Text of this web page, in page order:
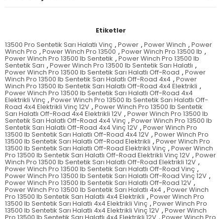
Etiketler
13500 Pro Sentetik Sarı Halatlı Vinç , Power , Power Winch , Power
Winch Pro , Power Winch Pro 13500 , Power Winch Pro 13500 lb ,
Power Winch Pro 13500 lb Sentetik , Power Winch Pro 13500 lb
Sentetik Sarı , Power Winch Pro 13500 lb Sentetik Sarı Halatlı ,
Power Winch Pro 13500 lb Sentetik Sarı Halatlı Off-Road , Power
Winch Pro 13500 lb Sentetik Sarı Halatlı Off-Road 4x4 , Power
Winch Pro 13500 lb Sentetik Sarı Halatlı Off-Road 4x4 Elektrikli ,
Power Winch Pro 13500 lb Sentetik Sarı Halatlı Off-Road 4x4
Elektrikli Vinç , Power Winch Pro 13500 lb Sentetik Sarı Halatlı Off-
Road 4x4 Elektrikli Vinç 12V , Power Winch Pro 13500 lb Sentetik
Sarı Halatlı Off-Road 4x4 Elektrikli 12V , Power Winch Pro 13500 lb
Sentetik Sarı Halatlı Off-Road 4x4 Vinç , Power Winch Pro 13500 lb
Sentetik Sarı Halatlı Off-Road 4x4 Vinç 12V , Power Winch Pro
13500 lb Sentetik Sarı Halatlı Off-Road 4x4 12V , Power Winch Pro
13500 lb Sentetik Sarı Halatlı Off-Road Elektrikli , Power Winch Pro
13500 lb Sentetik Sarı Halatlı Off-Road Elektrikli Vinç , Power Winch
Pro 13500 lb Sentetik Sarı Halatlı Off-Road Elektrikli Vinç 12V , Power
Winch Pro 13500 lb Sentetik Sarı Halatlı Off-Road Elektrikli 12V ,
Power Winch Pro 13500 lb Sentetik Sarı Halatlı Off-Road Vinç ,
Power Winch Pro 13500 lb Sentetik Sarı Halatlı Off-Road Vinç 12V ,
Power Winch Pro 13500 lb Sentetik Sarı Halatlı Off-Road 12V ,
Power Winch Pro 13500 lb Sentetik Sarı Halatlı 4x4 , Power Winch
Pro 13500 lb Sentetik Sarı Halatlı 4x4 Elektrikli , Power Winch Pro
13500 lb Sentetik Sarı Halatlı 4x4 Elektrikli Vinç , Power Winch Pro
13500 lb Sentetik Sarı Halatlı 4x4 Elektrikli Vinç 12V , Power Winch